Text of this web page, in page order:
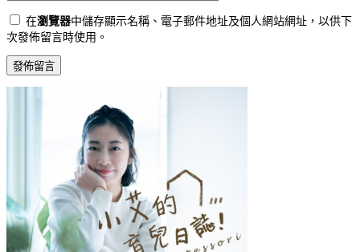
在瀏覽器中儲存顯示名稱、電子郵件地址及個人網站網址，以供下
次發佈留言時使用。
發佈留言